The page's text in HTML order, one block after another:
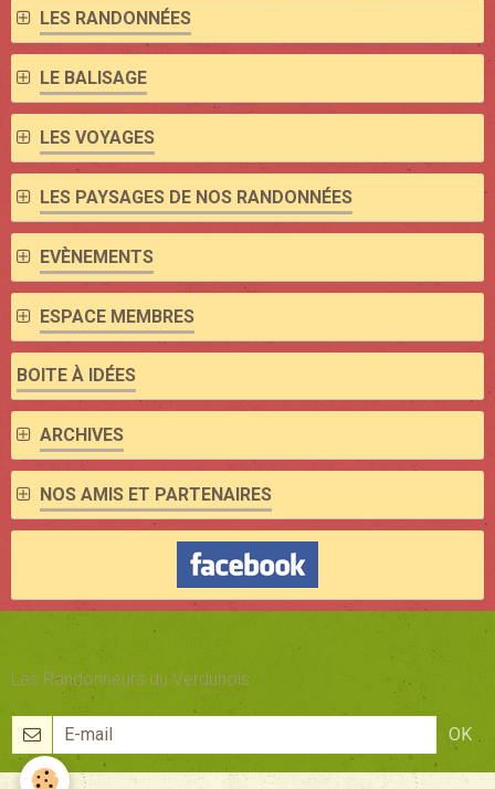
LES RANDONNÉES
LE BALISAGE
LES VOYAGES
LES PAYSAGES DE NOS RANDONNÉES
EVÈNEMENTS
ESPACE MEMBRES
BOITE À IDÉES
ARCHIVES
NOS AMIS ET PARTENAIRES
Les Randonneurs du Verdunois
OK